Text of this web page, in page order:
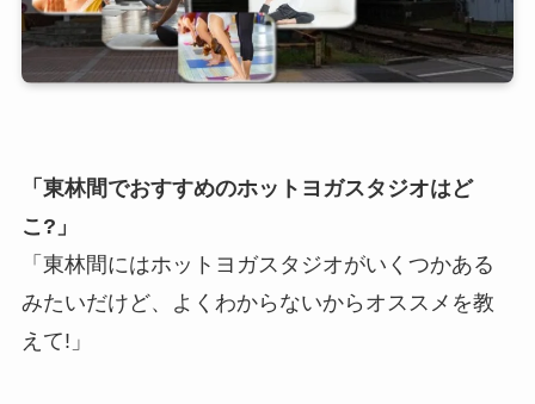
「東林間でおすすめのホットヨガスタジオはど
こ?」
「東林間にはホットヨガスタジオがいくつかある
みたいだけど、よくわからないからオススメを教
えて!」